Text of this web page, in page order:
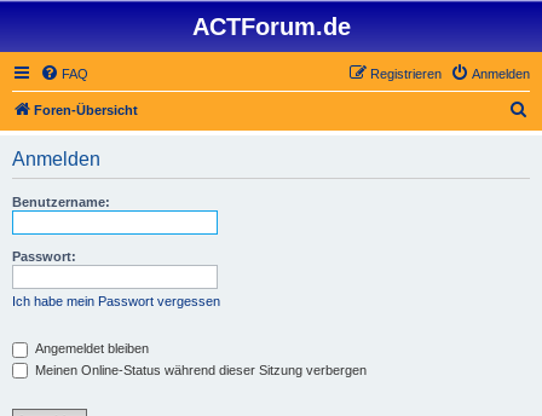
ACTForum.de
FAQ Anmelden
Registrieren
Foren-Übersicht
Anmelden
Benutzername:
Passwort:
Ich habe mein Passwort vergessen
Angemeldet bleiben
Meinen Online-Status während dieser Sitzung verbergen